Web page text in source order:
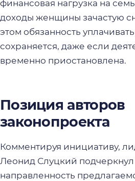
финансовая нагрузка на
доходы женщины зачастую
этом обязанность
сохраняется, даже если
временно приостановлена.
Позиция авторов
законопроекта
Комментируя инициативу,
Леонид Слуцкий
направленность